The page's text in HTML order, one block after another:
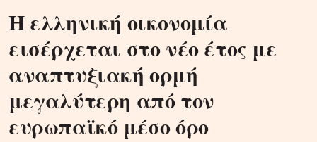
Η ελληνική οικονομία
εισέρχεται στο νέο έτος με
αναπτυξιακή ορμή
μεγαλύτερη από τον
ευρωπαϊκό μέσο όρο